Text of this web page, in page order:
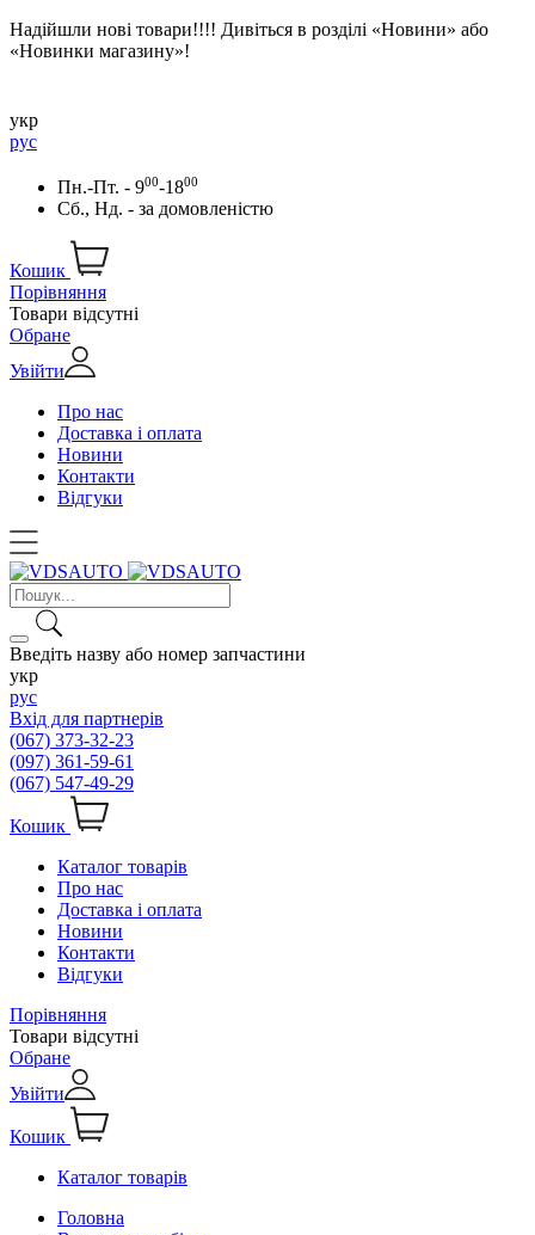
Надійшли нові товари!!!! Дивіться в розділі «Новини» або
«Новинки магазину»!
укр
рус
Пн.-Пт. - 900-1800
Сб., Нд. - за домовленістю
Кошик
Порівняння
Товари відсутні
Обране
Увійти
Про нас
Доставка і оплата
Новини
Контакти
Відгуки
Введіть назву або номер запчастини
укр
рус
Вхід для партнерів
(067) 373-32-23
(097) 361-59-61
(067) 547-49-29
Кошик
Каталог товарів
Про нас
Доставка і оплата
Новини
Контакти
Відгуки
Порівняння
Товари відсутні
Обране
Увійти
Кошик
Каталог товарів
Головна